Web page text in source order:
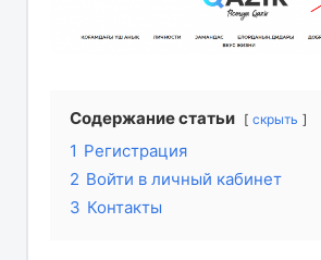
Содержание статьи скрыть
1 Регистрация
2 Войти в личный кабинет
3 Контакты